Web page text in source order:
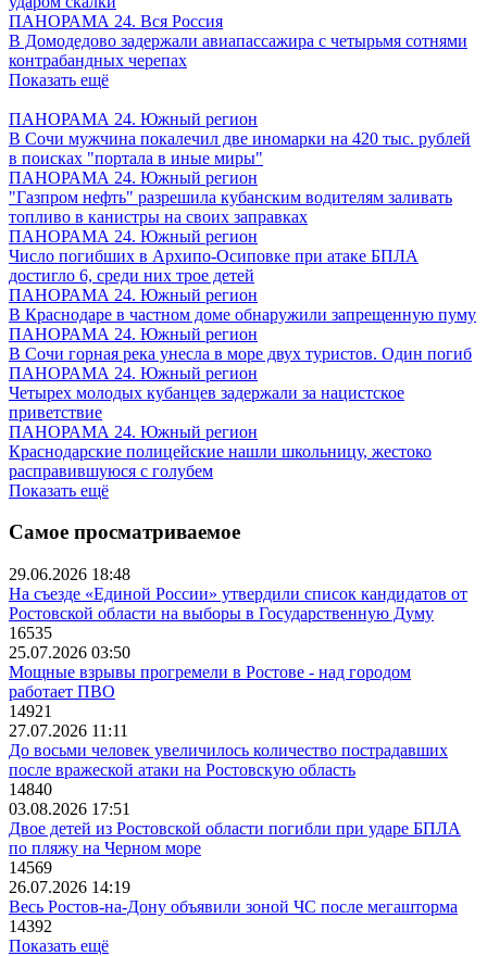
ПАНОРАМА 24. Вся Россия
В Домодедово задержали авиапассажира с четырьмя сотнями
контрабандных черепах
Показать ещё
ПАНОРАМА 24. Южный регион
В Сочи мужчина покалечил две иномарки на 420 тыс. рублей
в поисках "портала в иные миры"
ПАНОРАМА 24. Южный регион
"Газпром нефть" разрешила кубанским водителям заливать
топливо в канистры на своих заправках
ПАНОРАМА 24. Южный регион
Число погибших в Архипо-Осиповке при атаке БПЛА
достигло 6, среди них трое детей
ПАНОРАМА 24. Южный регион
В Краснодаре в частном доме обнаружили запрещенную пуму
ПАНОРАМА 24. Южный регион
В Сочи горная река унесла в море двух туристов. Один погиб
ПАНОРАМА 24. Южный регион
Четырех молодых кубанцев задержали за нацистское
приветствие
ПАНОРАМА 24. Южный регион
Краснодарские полицейские нашли школьницу, жестоко
расправившуюся с голубем
Показать ещё
Самое просматриваемое
29.06.2026 18:48
На съезде «Единой России» утвердили список кандидатов от
Ростовской области на выборы в Государственную Думу
16535
25.07.2026 03:50
Мощные взрывы прогремели в Ростове - над городом
работает ПВО
14921
27.07.2026 11:11
До восьми человек увеличилось количество пострадавших
после вражеской атаки на Ростовскую область
14840
03.08.2026 17:51
Двое детей из Ростовской области погибли при ударе БПЛА
по пляжу на Черном море
14569
26.07.2026 14:19
Весь Ростов-на-Дону объявили зоной ЧС после мегашторма
14392
Показать ещё